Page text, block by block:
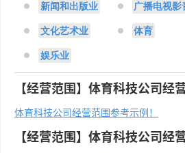
新闻和出版业 广播电视影
文化艺术业 体育
娱乐业
【经营范围】体育科技公司经
体育科技公司经营范围参考示例！
【经营范围】体育科技公司经